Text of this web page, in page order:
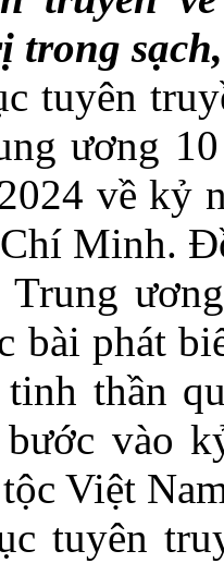
trong
tuyên
ương
về kỷ
Minh.
Trung
bài phát
thần
bước vào
Việt
tuyên